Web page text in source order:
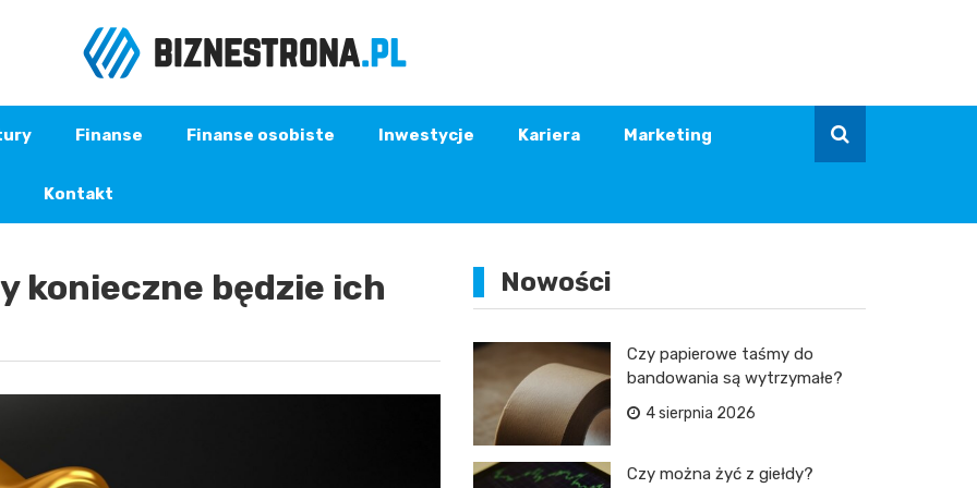
Finanse Finanse osobiste Inwestycje Kariera Marketing
Kontakt
konieczne będzie ich
Nowości
Czy papierowe taśmy do
bandowania są wytrzymałe?
4 sierpnia 2026
Czy można żyć z giełdy?